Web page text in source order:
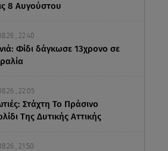
8 Αυγούστου
, 22:40
Φίδι δάγκωσε 13χρονο σε
, 22:05
Στάχτη Το Πράσινο
Της Δυτικής Αττικής
, 21:50